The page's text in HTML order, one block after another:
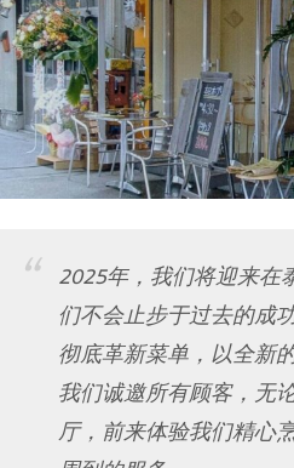
2025年，我们将迎来在
们不会止步于过去的成
彻底革新菜单，以全新
我们诚邀所有顾客，无
厅，前来体验我们精心